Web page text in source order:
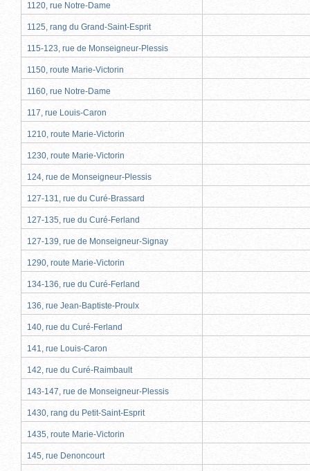
1120, rue Notre-Dame
1125, rang du Grand-Saint-Esprit
115-123, rue de Monseigneur-Plessis
1150, route Marie-Victorin
1160, rue Notre-Dame
117, rue Louis-Caron
1210, route Marie-Victorin
1230, route Marie-Victorin
124, rue de Monseigneur-Plessis
127-131, rue du Curé-Brassard
127-135, rue du Curé-Ferland
127-139, rue de Monseigneur-Signay
1290, route Marie-Victorin
134-136, rue du Curé-Ferland
136, rue Jean-Baptiste-Proulx
140, rue du Curé-Ferland
141, rue Louis-Caron
142, rue du Curé-Raimbault
143-147, rue de Monseigneur-Plessis
1430, rang du Petit-Saint-Esprit
1435, route Marie-Victorin
145, rue Denoncourt